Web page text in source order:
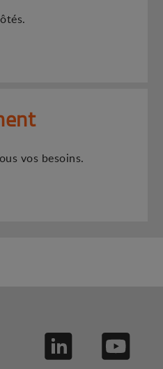
vos besoins.